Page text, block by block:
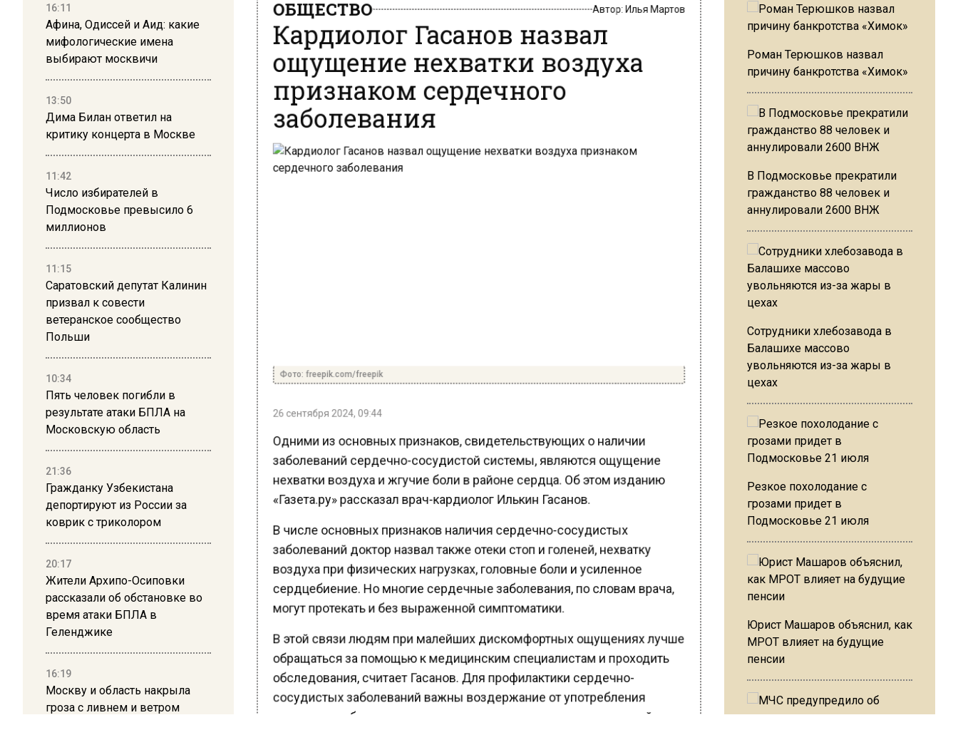
16:11
Афина, Одиссей и Аид: какие
мифологические имена
выбирают москвичи
13:50
Дима Билан ответил на
критику концерта в Москве
11:42
Число избирателей в
Подмосковье превысило 6
миллионов
11:15
Саратовский депутат Калинин
призвал к совести
ветеранское сообщество
Польши
10:34
Пять человек погибли в
результате атаки БПЛА на
Московскую область
21:36
Гражданку Узбекистана
депортируют из России за
коврик с триколором
20:17
Жители Архипо-Осиповки
рассказали об обстановке во
время атаки БПЛА в
Геленджике
16:19
Москву и область накрыла
гроза с ливнем и ветром
Кардиолог Гасанов назвал
ощущение нехватки воздуха
признаком сердечного
заболевания
Фото: freepik.com/freepik
26 сентября 2024, 09:44
Одними из основных признаков, свидетельствующих о наличии
заболеваний сердечно-сосудистой системы, являются ощущение
нехватки воздуха и жгучие боли в районе сердца. Об этом изданию
«Газета.ру» рассказал врач-кардиолог Илькин Гасанов.
В числе основных признаков наличия сердечно-сосудистых
заболеваний доктор назвал также отеки стоп и голеней, нехватку
воздуха при физических нагрузках, головные боли и усиленное
сердцебиение. Но многие сердечные заболевания, по словам врача,
могут протекать и без выраженной симптоматики.
В этой связи людям при малейших дискомфортных ощущениях лучше
обращаться за помощью к медицинским специалистам и проходить
обследования, считает Гасанов. Для профилактики сердечно-
сосудистых заболеваний важны воздержание от употребления
алкоголя и табака, правильное питание, подвижность и здоровый
Роман Терюшков назвал
причину банкротства «Химок»
В Подмосковье прекратили
гражданство 88 человек и
аннулировали 2600 ВНЖ
Сотрудники хлебозавода в
Балашихе массово
увольняются из-за жары в
цехах
Резкое похолодание с
грозами придет в
Подмосковье 21 июля
Юрист Машаров объяснил, как
МРОТ влияет на будущие
пенсии